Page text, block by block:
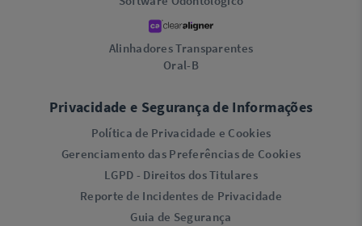
Alinhadores Transparentes
Oral-B
Privacidade e Segurança de Informações
Política de Privacidade e Cookies
Gerenciamento das Preferências de Cookies
LGPD - Direitos dos Titulares
Reporte de Incidentes de Privacidade
Guia de Segurança